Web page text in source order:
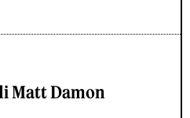
Matt Damon